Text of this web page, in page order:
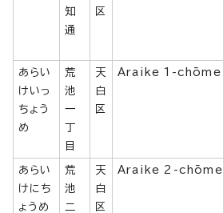
知
通
区
あらい
けいっ
ちょう
め
荒
池
一
丁
目
天
白
区
Araike 1-chōme
あらい
けにち
ょうめ
荒
池
二
天
白
区
Araike 2-chōme